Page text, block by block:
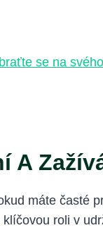
se na
A
máte časté
roli v